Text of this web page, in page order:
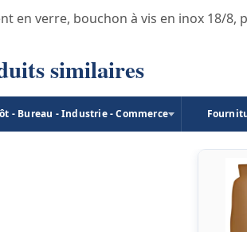
en verre, bouchon à vis en inox 18/8,
similaires
- Bureau - Industrie - Commerce